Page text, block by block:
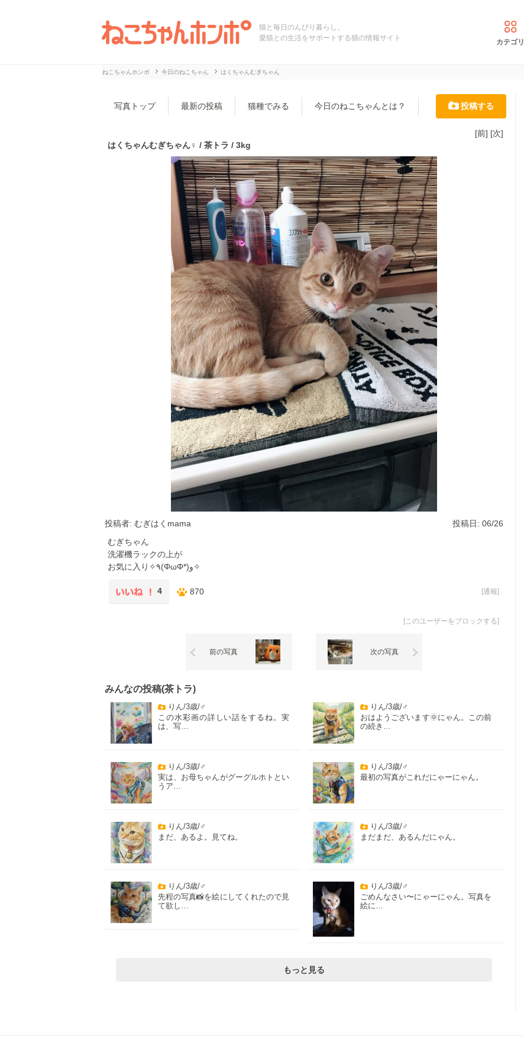
猫と毎日のんびり暮らし。
愛猫との生活をサポートする猫の情報サイト
カテゴリ
ねこちゃんホンポ 今日のねこちゃん はくちゃんむぎちゃん
写真トップ 最新の投稿 猫種でみる 今日のねこちゃんとは？ 投稿する
[前] [次]
はくちゃんむぎちゃん♀ / 茶トラ / 3kg
投稿者: むぎはくmama
投稿日: 06/26
むぎちゃん
洗濯機ラックの上が
お気に入り✧٩(ΦωΦ*)و✧
4 870 [通報]
[このユーザーをブロックする]
前の写真 次の写真
みんなの投稿(茶トラ)
りん/3歳/♂
この水彩画の詳しい話をするね。実
は、写…
りん/3歳/♂
おはようございます🌞にゃん。この前
の続き…
りん/3歳/♂
実は、お母ちゃんがグーグルホトとい
うア…
りん/3歳/♂
最初の写真がこれだにゃーにゃん。
りん/3歳/♂
まだ、あるよ。見てね。
りん/3歳/♂
まだまだ、あるんだにゃん。
りん/3歳/♂
先程の写真📸を絵にしてくれたので見
て欲し…
りん/3歳/♂
ごめんなさい〜にゃーにゃん。写真を
絵に…
もっと見る